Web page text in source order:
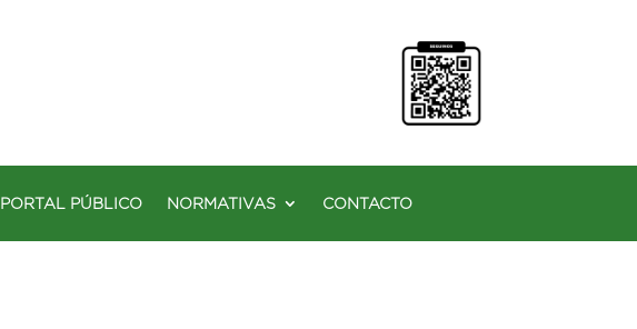
PORTAL PÚBLICO NORMATIVAS CONTACTO